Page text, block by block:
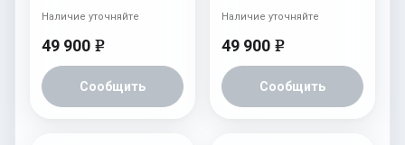
49 900 e
Сообщить
Наличие уточняйте
49 900 e
Сообщить
Наличие уточняйте